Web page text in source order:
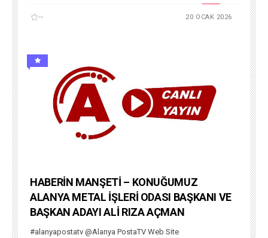
-- 20 OCAK 2026
HABERİN MANŞETİ – KONUĞUMUZ
ALANYA METAL İŞLERİ ODASI BAŞKANI VE
BAŞKAN ADAYI ALİ RIZA AÇMAN
#alanyapostatv @Alanya PostaTV Web Site